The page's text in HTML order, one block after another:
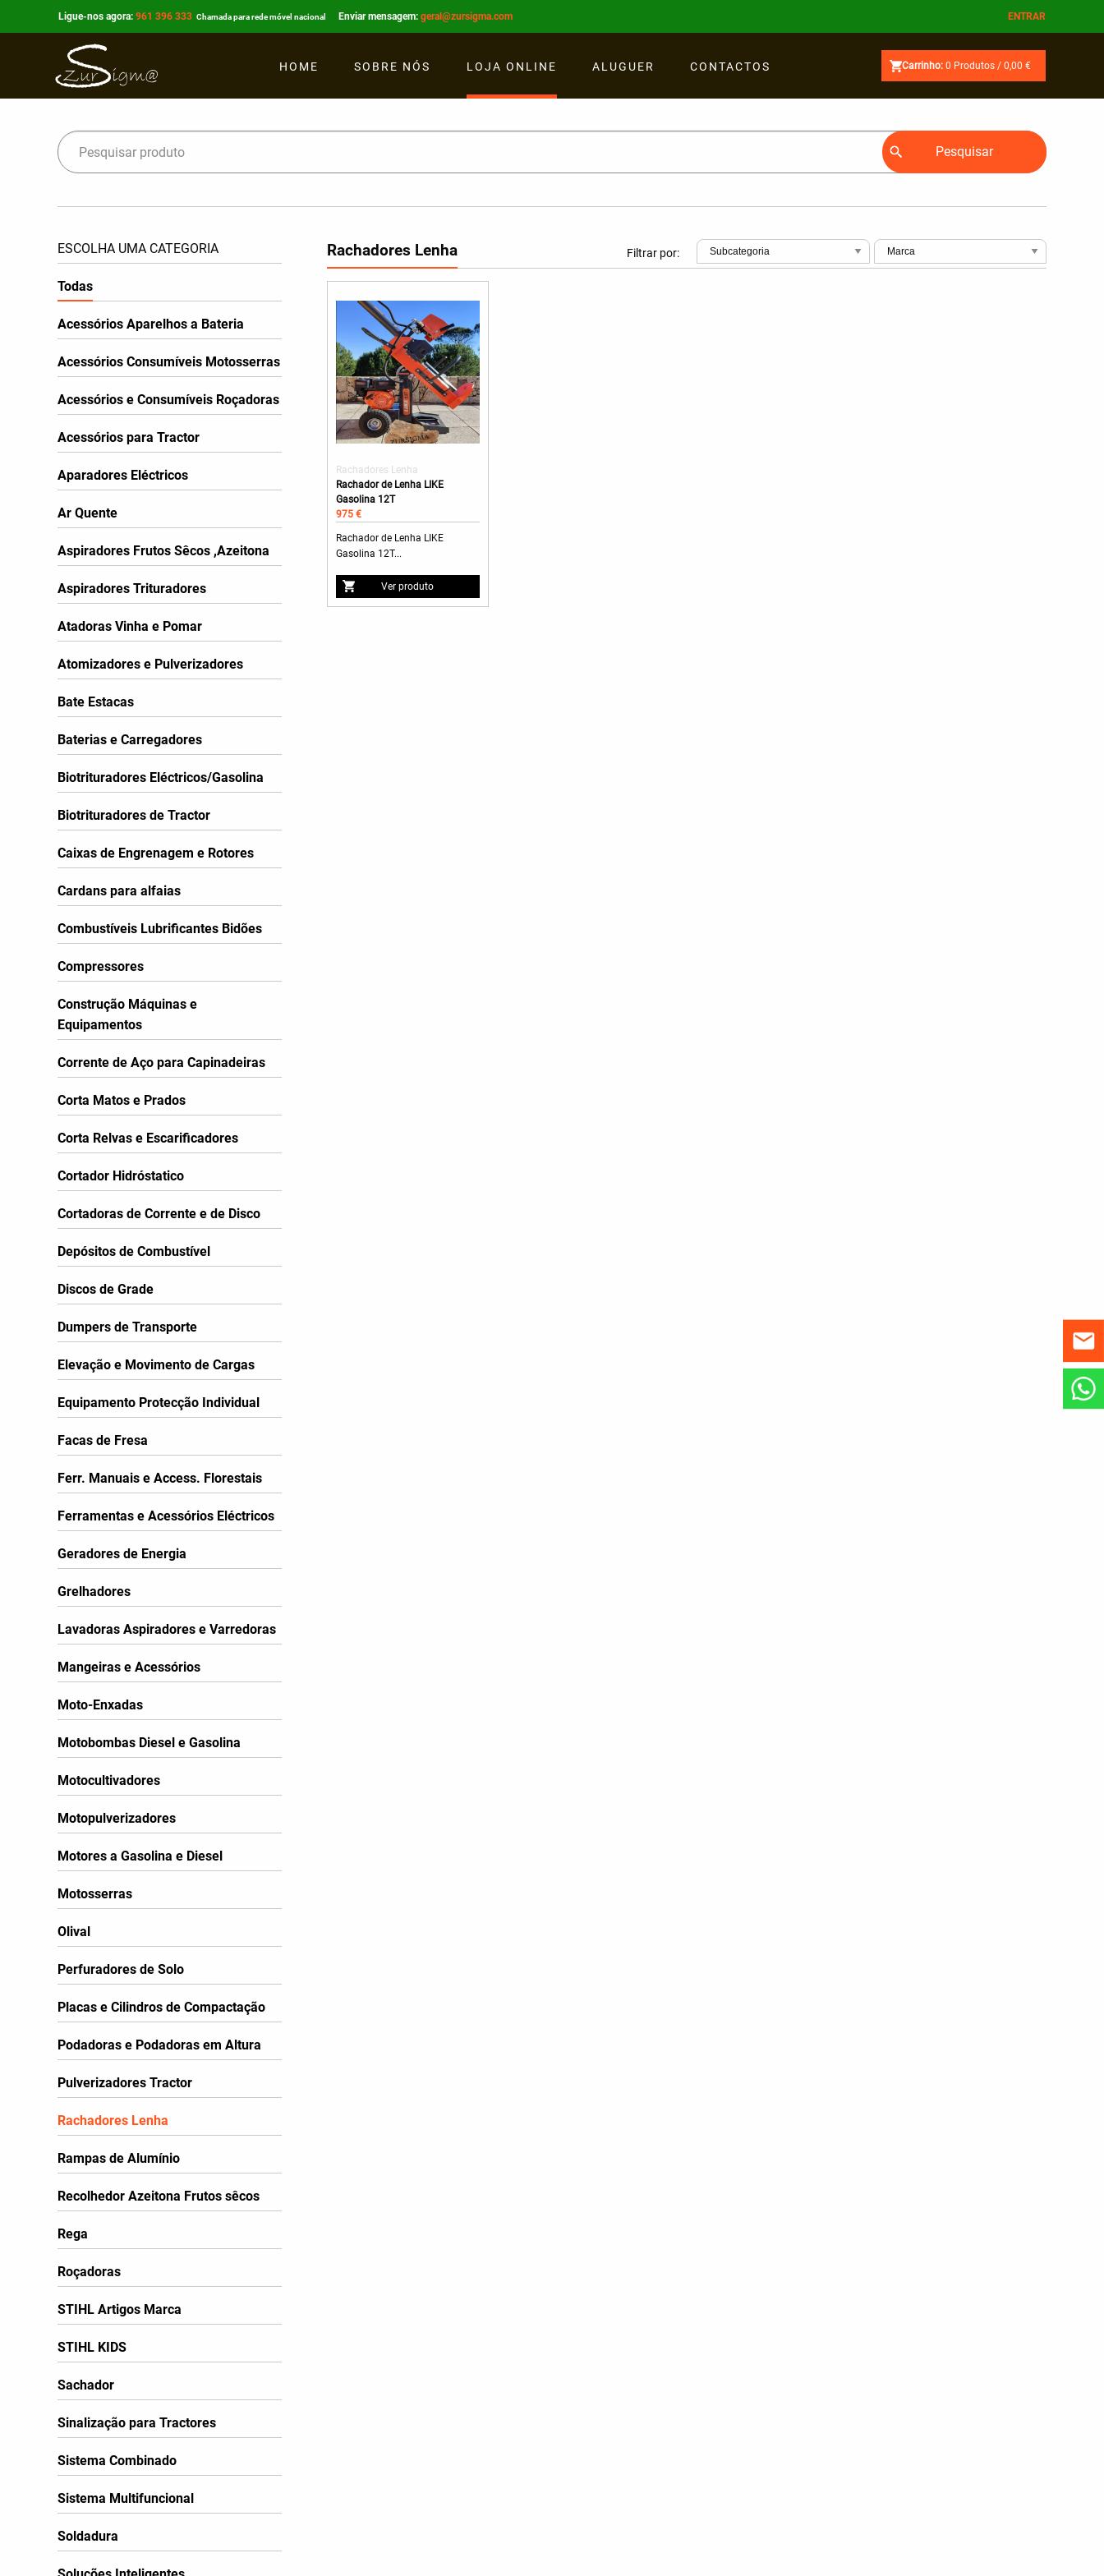
Ligue-nos agora: 961 396 333 Chamada para rede móvel nacional Enviar mensagem: geral@zursigma.com ENTRAR
HOME SOBRE NÓS LOJA ONLINE ALUGUER CONTACTOS Carrinho: 0 Produtos /0,00 €
Pesquisar
ESCOLHA UMA CATEGORIA
Todas
Acessórios Aparelhos a Bateria
Acessórios Consumíveis Motosserras
Acessórios e Consumíveis Roçadoras
Acessórios para Tractor
Aparadores Eléctricos
Ar Quente
Aspiradores Frutos Sêcos ,Azeitona
Aspiradores Trituradores
Atadoras Vinha e Pomar
Atomizadores e Pulverizadores
Bate Estacas
Baterias e Carregadores
Biotrituradores Eléctricos/Gasolina
Biotrituradores de Tractor
Caixas de Engrenagem e Rotores
Cardans para alfaias
Combustíveis Lubrificantes Bidões
Compressores
Construção Máquinas e
Equipamentos
Corrente de Aço para Capinadeiras
Corta Matos e Prados
Corta Relvas e Escarificadores
Cortador Hidróstatico
Cortadoras de Corrente e de Disco
Depósitos de Combustível
Discos de Grade
Dumpers de Transporte
Elevação e Movimento de Cargas
Equipamento Protecção Individual
Facas de Fresa
Ferr. Manuais e Access. Florestais
Ferramentas e Acessórios Eléctricos
Geradores de Energia
Grelhadores
Lavadoras Aspiradores e Varredoras
Mangeiras e Acessórios
Moto-Enxadas
Motobombas Diesel e Gasolina
Motocultivadores
Motopulverizadores
Motores a Gasolina e Diesel
Motosserras
Olival
Perfuradores de Solo
Placas e Cilindros de Compactação
Podadoras e Podadoras em Altura
Pulverizadores Tractor
Rachadores Lenha
Rampas de Alumínio
Recolhedor Azeitona Frutos sêcos
Rega
Roçadoras
STIHL Artigos Marca
STIHL KIDS
Sachador
Sinalização para Tractores
Sistema Combinado
Sistema Multifuncional
Soldadura
Rachadores Lenha Filtrar por:
Rachadores Lenha
Rachador de Lenha LIKE
Gasolina 12T
975 €
Rachador de Lenha LIKE
Gasolina 12T...
Ver produto